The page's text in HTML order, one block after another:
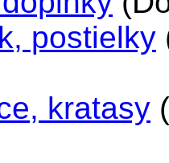
postielky
kratasy